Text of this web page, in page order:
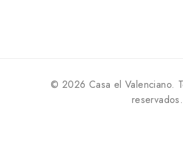
© 2026 Casa el Valenciano.
reservados.